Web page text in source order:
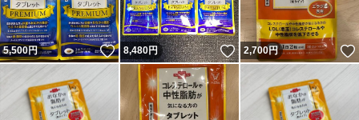
5,500円 いいね！
8,480円 いいね！
2,700円